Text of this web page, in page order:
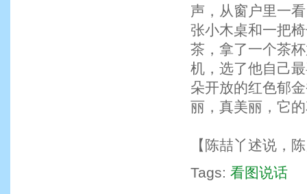
声，从窗户里一
张小木桌和一把
茶，拿了一个茶
机，选了他自己
朵开放的红色郁
丽，真美丽，它
【陈喆丫述说，
Tags: 看图说话